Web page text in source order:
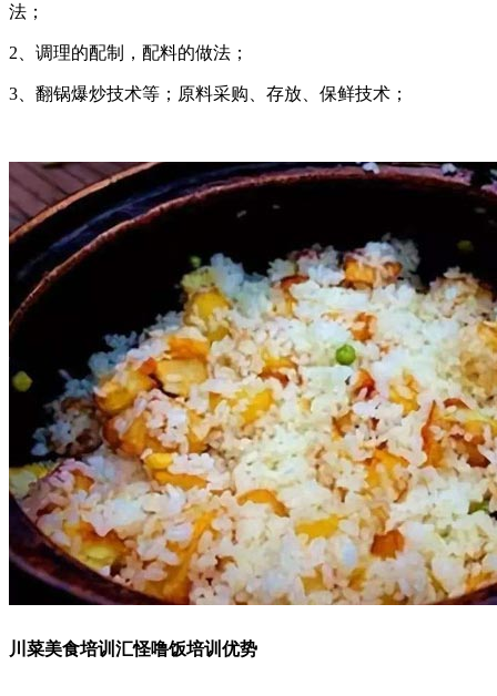
法；
2、调理的配制，配料的做法；
3、翻锅爆炒技术等；原料采购、存放、保鲜技术；
川菜美食培训汇怪噜饭培训优势